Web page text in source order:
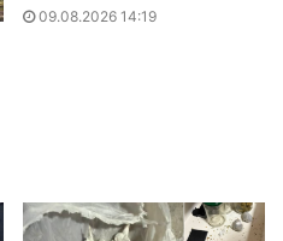
09.08.2026 14:19